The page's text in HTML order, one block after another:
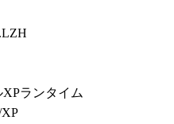
ランタイム